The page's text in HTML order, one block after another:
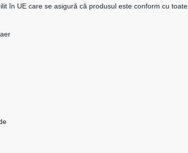
în UE care se asigură că produsul este conform cu toate